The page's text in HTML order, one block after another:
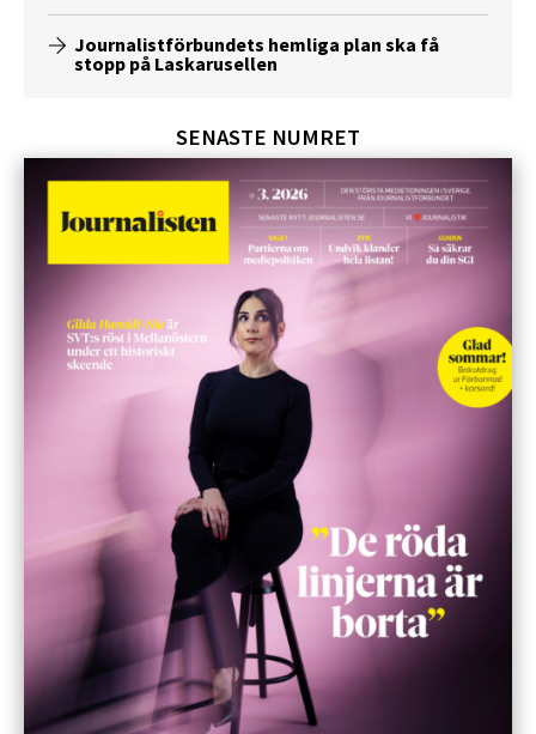
Journalistförbundets hemliga plan ska få
stopp på Laskarusellen
SENASTE NUMRET